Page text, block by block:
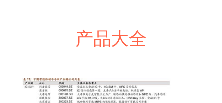
产品大全